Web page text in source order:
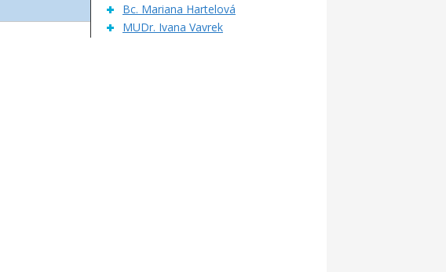
Bc. Mariana Hartelová
MUDr. Ivana Vavrek